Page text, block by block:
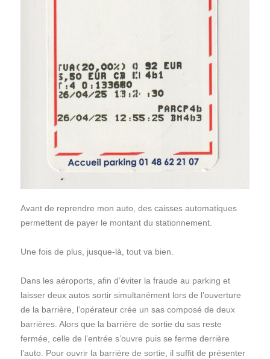
Avant de reprendre mon auto, des caisses automatiques
permettent de payer le montant du stationnement.
Une fois de plus, jusque-là, tout va bien.
Dans les aéroports, afin d’éviter la fraude au parking et
laisser deux autos sortir simultanément lors de l’ouverture
de la barrière, l’opérateur crée un sas composé de deux
barrières. Alors que la barrière de sortie du sas reste
fermée, celle de l’entrée s’ouvre puis se ferme derrière
l’auto. Pour ouvrir la barrière de sortie, il suffit de présenter